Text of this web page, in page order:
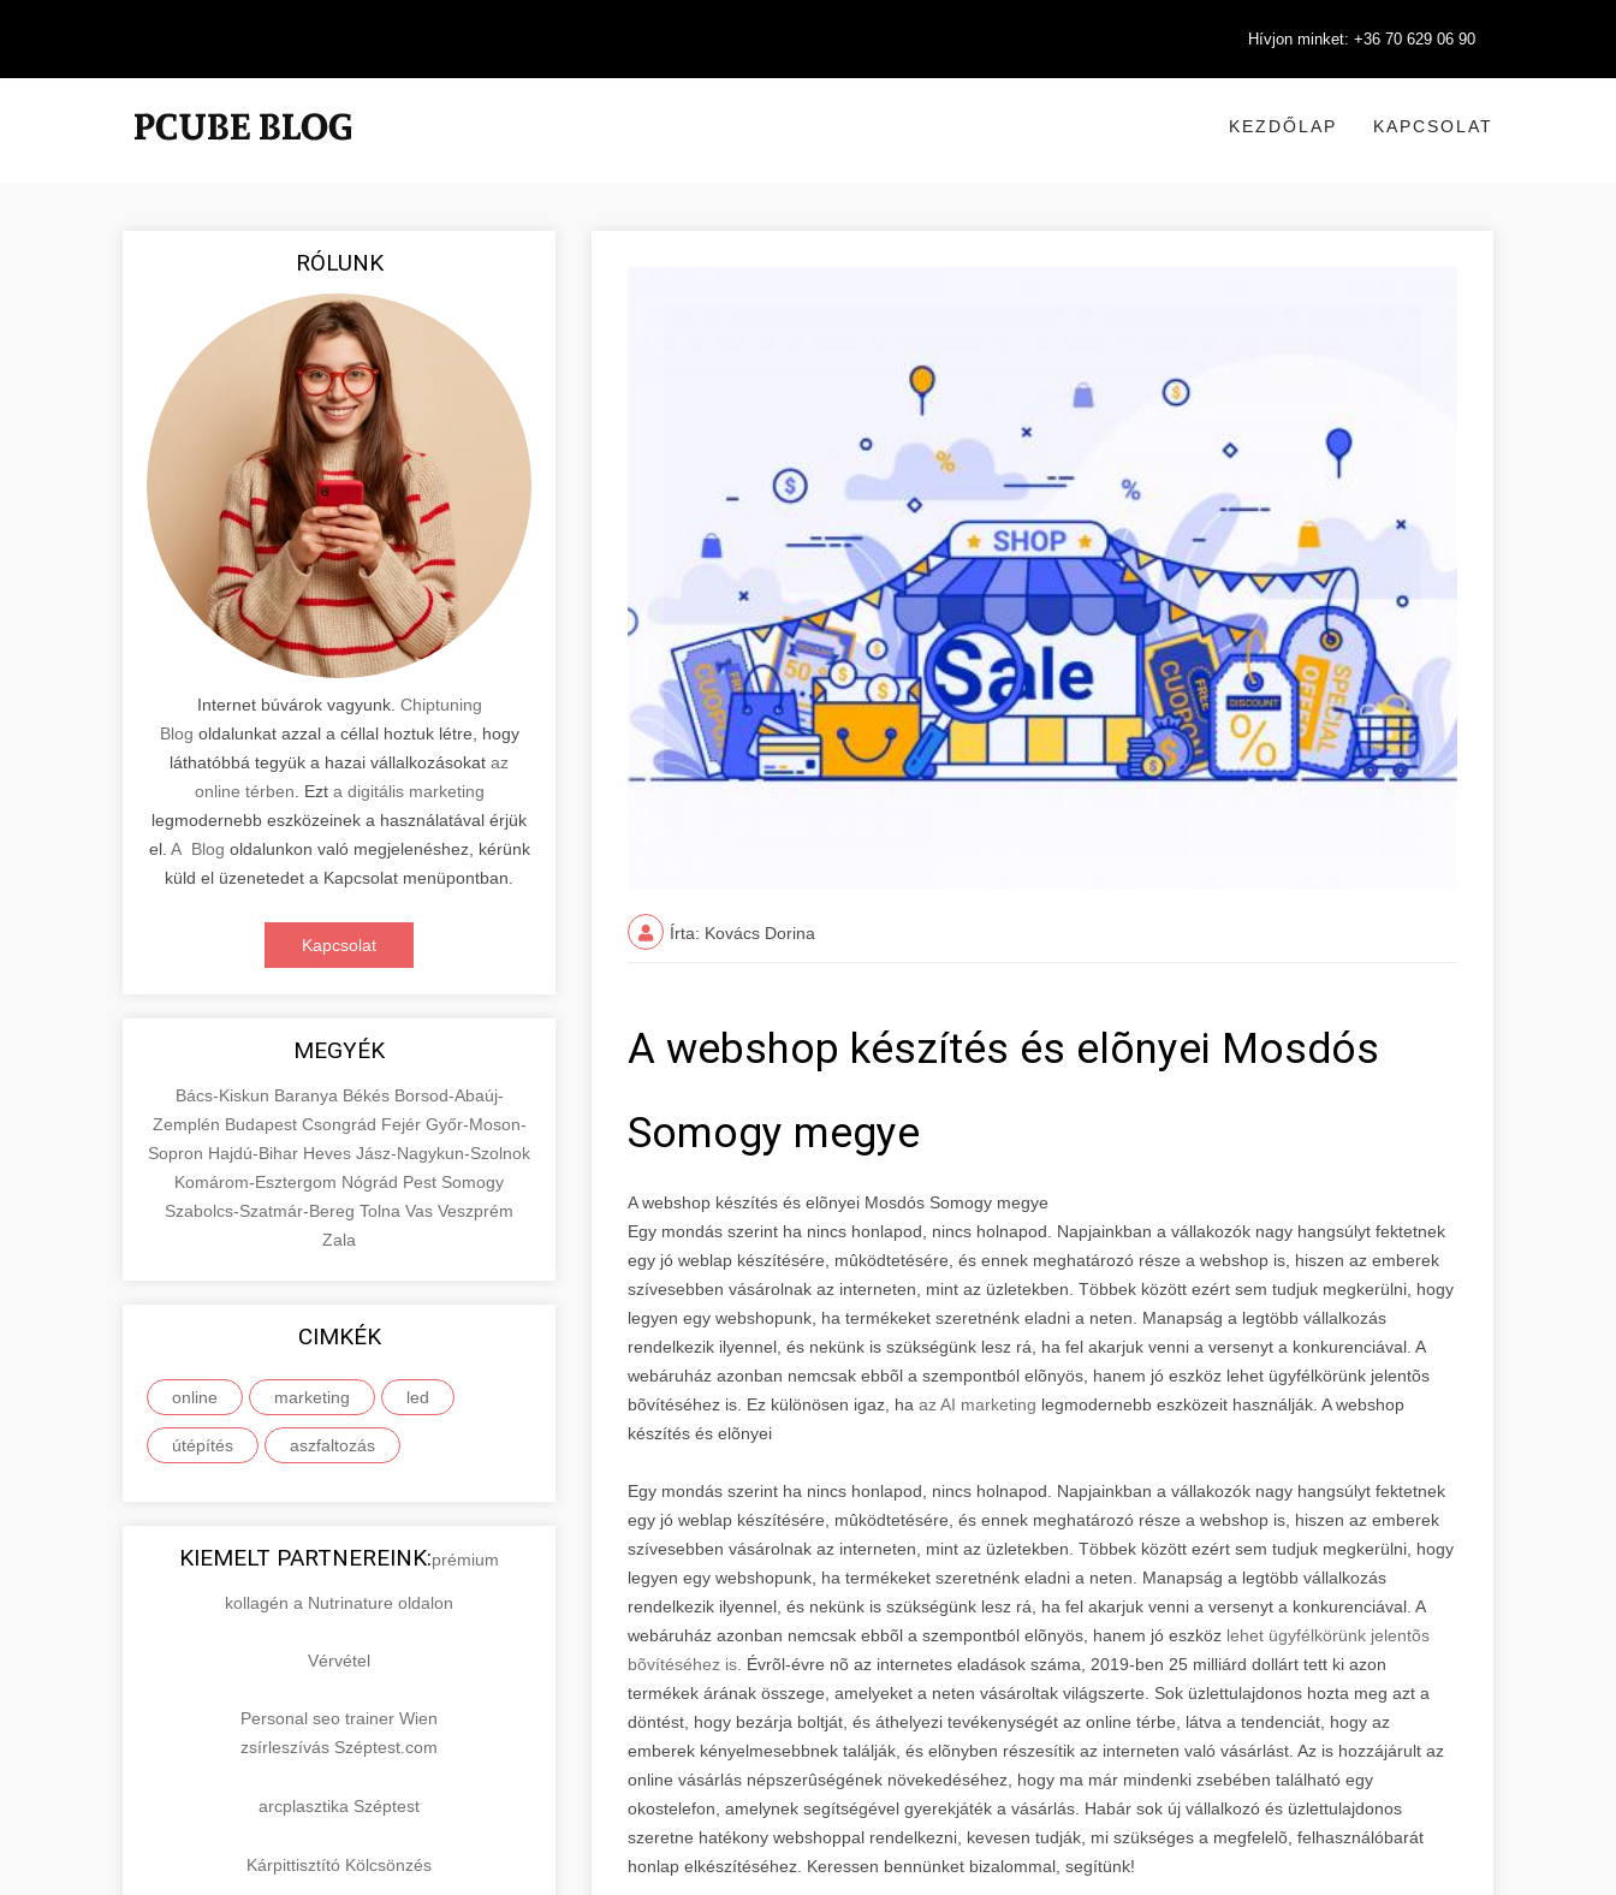
Hívjon minket: +36 70 629 06 90
KEZDŐLAP KAPCSOLAT
RÓLUNK
Internet búvárok vagyunk. Chiptuning
Blog oldalunkat azzal a céllal hoztuk létre, hogy
láthatóbbá tegyük a hazai vállalkozásokat az
online térben . Ezt a digitális marketing
legmodernebb eszközeinek a használatával érjük
el. A Blog oldalunkon való megjelenéshez, kérünk
küld el üzenetedet a Kapcsolat menüpontban.
Kapcsolat
MEGYÉK
Bács-Kiskun Baranya Békés Borsod-Abaúj-
Zemplén Budapest Csongrád Fejér Győr-Moson-
Sopron Hajdú-Bihar Heves Jász-Nagykun-Szolnok
Komárom-Esztergom Nógrád Pest Somogy
Szabolcs-Szatmár-Bereg Tolna Vas Veszprém
Zala
CIMKÉK
online marketing led
útépítés aszfaltozás
KIEMELT PARTNEREINK:prémium
kollagén a Nutrinature oldalon
Vérvétel
Personal seo trainer Wien
zsírleszívás Széptest.com
arcplasztika Széptest
Kárpittisztító Kölcsönzés
Írta: Kovács Dorina
A webshop készítés és elõnyei Mosdós
Somogy megye
A webshop készítés és elõnyei Mosdós Somogy megye
Egy mondás szerint ha nincs honlapod, nincs holnapod. Napjainkban a vállakozók nagy hangsúlyt fektetnek
egy jó weblap készítésére, mûködtetésére, és ennek meghatározó része a webshop is, hiszen az emberek
szívesebben vásárolnak az interneten, mint az üzletekben. Többek között ezért sem tudjuk megkerülni, hogy
legyen egy webshopunk, ha termékeket szeretnénk eladni a neten. Manapság a legtöbb vállalkozás
rendelkezik ilyennel, és nekünk is szükségünk lesz rá, ha fel akarjuk venni a versenyt a konkurenciával. A
webáruház azonban nemcsak ebbõl a szempontból elõnyös, hanem jó eszköz lehet ügyfélkörünk jelentõs
bõvítéséhez is. Ez különösen igaz, ha az AI marketing legmodernebb eszközeit használják. A webshop
készítés és elõnyei
Egy mondás szerint ha nincs honlapod, nincs holnapod. Napjainkban a vállakozók nagy hangsúlyt fektetnek
egy jó weblap készítésére, mûködtetésére, és ennek meghatározó része a webshop is, hiszen az emberek
szívesebben vásárolnak az interneten, mint az üzletekben. Többek között ezért sem tudjuk megkerülni, hogy
legyen egy webshopunk, ha termékeket szeretnénk eladni a neten. Manapság a legtöbb vállalkozás
rendelkezik ilyennel, és nekünk is szükségünk lesz rá, ha fel akarjuk venni a versenyt a konkurenciával. A
webáruház azonban nemcsak ebbõl a szempontból elõnyös, hanem jó eszköz lehet ügyfélkörünk jelentõs
bõvítéséhez is. Évrõl-évre nõ az internetes eladások száma, 2019-ben 25 milliárd dollárt tett ki azon
termékek árának összege, amelyeket a neten vásároltak világszerte. Sok üzlettulajdonos hozta meg azt a
döntést, hogy bezárja boltját, és áthelyezi tevékenységét az online térbe, látva a tendenciát, hogy az
emberek kényelmesebbnek találják, és elõnyben részesítik az interneten való vásárlást. Az is hozzájárult az
online vásárlás népszerûségének növekedéséhez, hogy ma már mindenki zsebében található egy
okostelefon, amelynek segítségével gyerekjáték a vásárlás. Habár sok új vállalkozó és üzlettulajdonos
szeretne hatékony webshoppal rendelkezni, kevesen tudják, mi szükséges a megfelelõ, felhasználóbarát
honlap elkészítéséhez. Keressen bennünket bizalommal, segítünk!